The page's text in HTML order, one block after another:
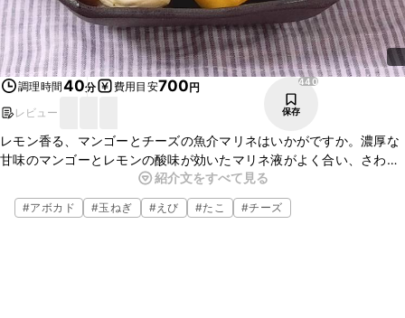
調理時間40分 費用目安700円
レビュー
440
保存
レモン香る、マンゴーとチーズの魚介マリネはいかがですか。濃厚な
甘味のマンゴーとレモンの酸味が効いたマリネ液がよく合い、さわや
かな味わいの一品です。タコとエビの魚介の旨味も合わさり、とても
おいしいですよ。お酒のおつまみにぴったりなので、ぜひお試しくだ
さいね。
紹介文をすべて見る
#アボカド #玉ねぎ #えび #たこ #チーズ